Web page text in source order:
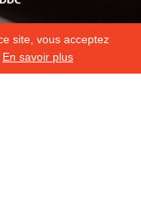
site, vous acceptez
En savoir plus